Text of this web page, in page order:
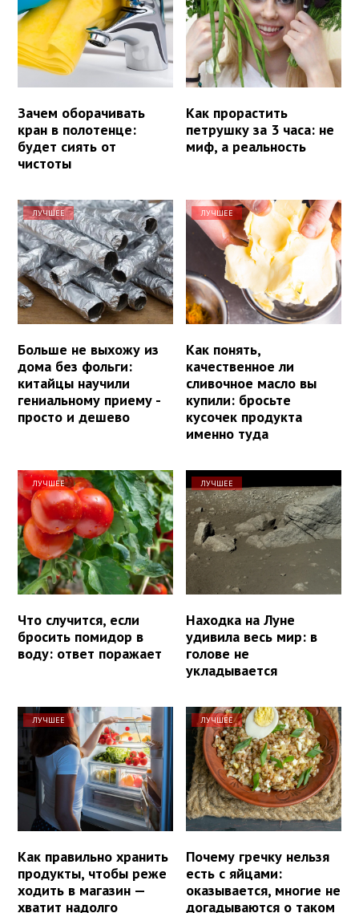
Зачем оборачивать
кран в полотенце:
будет сиять от
чистоты
Как прорастить
петрушку за 3 часа: не
миф, а реальность
ЛУЧШЕЕ
Больше не выхожу из
дома без фольги:
китайцы научили
гениальному приему -
просто и дешево
ЛУЧШЕЕ
Как понять,
качественное ли
сливочное масло вы
купили: бросьте
кусочек продукта
именно туда
ЛУЧШЕЕ
Что случится, если
бросить помидор в
воду: ответ поражает
ЛУЧШЕЕ
Находка на Луне
удивила весь мир: в
голове не
укладывается
ЛУЧШЕЕ
Как правильно хранить
продукты, чтобы реже
ходить в магазин —
хватит надолго
ЛУЧШЕЕ
Почему гречку нельзя
есть с яйцами:
оказывается, многие не
догадываются о таком